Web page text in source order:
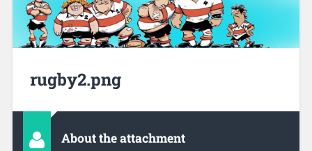
rugby2.png
About the attachment